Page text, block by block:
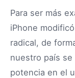
Para ser más
iPhone
radical, de
nuestro país se
potencia en el